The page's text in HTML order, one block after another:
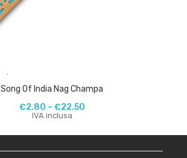
,
Song Of India Nag Champa
€2.80 – €22.50
IVA inclusa